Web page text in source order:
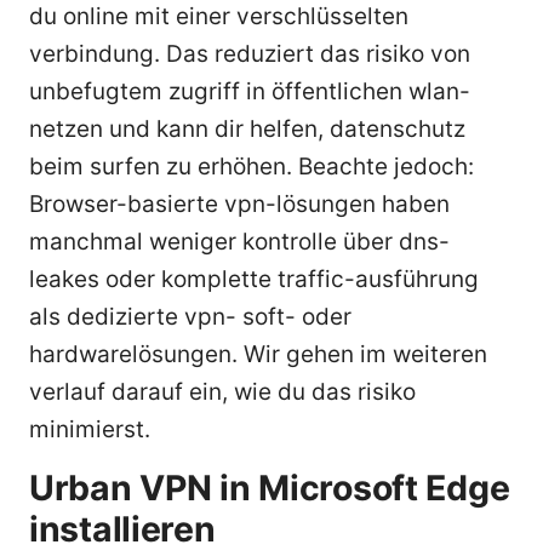
du online mit einer verschlüsselten
verbindung. Das reduziert das risiko von
unbefugtem zugriff in öffentlichen wlan-
netzen und kann dir helfen, datenschutz
beim surfen zu erhöhen. Beachte jedoch:
Browser-basierte vpn-lösungen haben
manchmal weniger kontrolle über dns-
leakes oder komplette traffic-ausführung
als dedizierte vpn- soft- oder
hardwarelösungen. Wir gehen im weiteren
verlauf darauf ein, wie du das risiko
minimierst.
Urban VPN in Microsoft Edge
installieren